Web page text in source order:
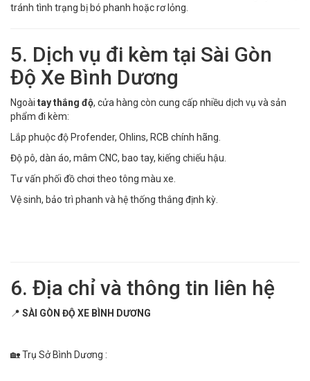
tránh tình trạng bị bó phanh hoặc rơ lỏng.
5. Dịch vụ đi kèm tại Sài Gòn
Độ Xe Bình Dương
Ngoài tay thắng độ, cửa hàng còn cung cấp nhiều dịch vụ và sản
phẩm đi kèm:
Lắp phuộc độ Profender, Ohlins, RCB chính hãng.
Độ pô, dàn áo, mâm CNC, bao tay, kiếng chiếu hậu.
Tư vấn phối đồ chơi theo tông màu xe.
Vệ sinh, bảo trì phanh và hệ thống thắng định kỳ.
6. Địa chỉ và thông tin liên hệ
📍 SÀI GÒN ĐỘ XE BÌNH DƯƠNG
🏡 Trụ Sở Bình Dương :